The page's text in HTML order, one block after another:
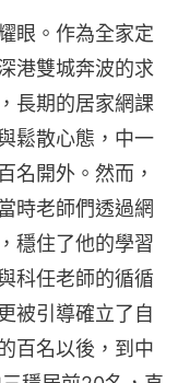
眼。作為全家定
港雙城奔波的求
長期的居家網課
鬆散心態，中一
名開外。然而，
時老師們透過網
穩住了他的學習
科任老師的循循
被引導確立了自
百名以後，到中